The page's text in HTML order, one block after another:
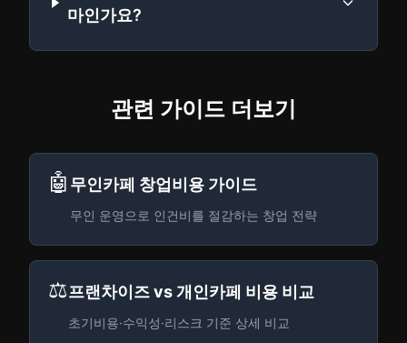
마인가요?
관련 가이드 더보기
🤖 무인카페 창업비용 가이드
무인 운영으로 인건비를 절감하는 창업 전략
⚖️프랜차이즈 vs 개인카페 비용 비교
초기비용·수익성·리스크 기준 상세 비교